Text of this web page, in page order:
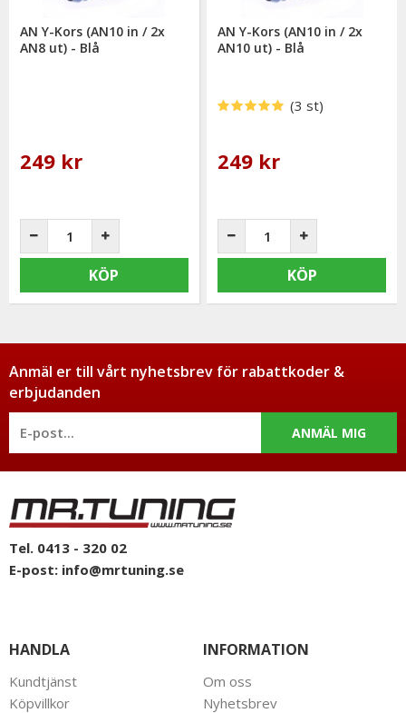
AN Y-Kors (AN10 in / 2x
AN8 ut) - Blå
249 kr
KÖP
AN Y-Kors (AN10 in / 2x
AN10 ut) - Blå
(3 st)
249 kr
KÖP
Anmäl er till vårt nyhetsbrev för rabattkoder &
erbjudanden
ANMÄL MIG
Tel. 0413 - 320 02
E-post: info@mrtuning.se
HANDLA
Kundtjänst
Köpvillkor
INFORMATION
Om oss
Nyhetsbrev